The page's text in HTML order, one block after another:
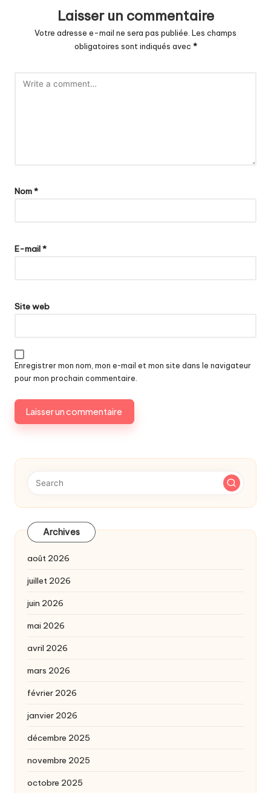
Laisser un commentaire
Votre adresse e-mail ne sera pas publiée. Les champs
obligatoires sont indiqués avec *
Nom*
E-mail*
Site web
Enregistrer mon nom, mon e-mail et mon site dans le navigateur
pour mon prochain commentaire.
Archives
août 2026
juillet 2026
juin 2026
mai 2026
avril 2026
mars 2026
février 2026
janvier 2026
décembre 2025
novembre 2025
octobre 2025